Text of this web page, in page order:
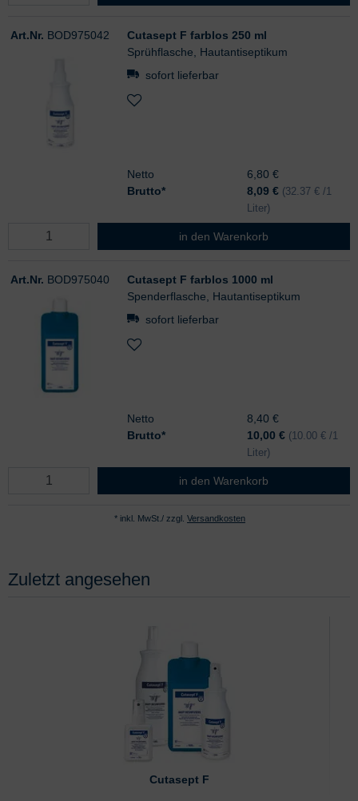
Art.Nr. BOD975042
Cutasept F farblos 250 ml
Sprühflasche, Hautantiseptikum
sofort lieferbar
Netto
6,80 €
Brutto*
8,09 € (32.37 € /1
Liter)
in den Warenkorb
Art.Nr. BOD975040
Cutasept F farblos 1000 ml
Spenderflasche, Hautantiseptikum
sofort lieferbar
Netto
8,40 €
Brutto*
10,00 € (10.00 € /1
Liter)
Cutasept F farblos 1000 ml
in den Warenkorb
* inkl. MwSt./ zzgl. Versandkosten
Zuletzt angesehen
Cutasept F